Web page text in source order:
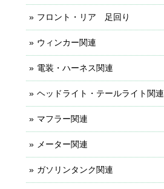
フロント・リア 足回り
ウィンカー関連
電装・ハーネス関連
ヘッドライト・テールライト関連
マフラー関連
メーター関連
ガソリンタンク関連